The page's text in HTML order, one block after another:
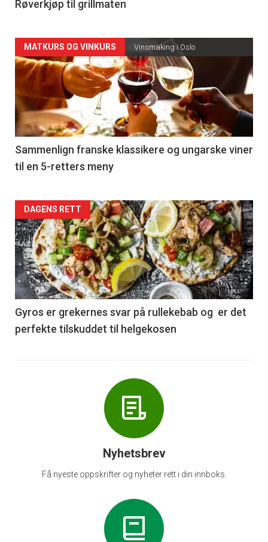
4
Røverkjøp til grillmaten
Forsiden
akkurat
nå
-
5
MATKURS OG VINKURS Vinsmaking i Oslo
Sammenlign franske klassikere og ungarske viner
til en 5-retters meny
Forsiden
akkurat
nå
-
6
DAGENS RETT
Gyros er grekernes svar på rullekebab og er det
perfekte tilskuddet til helgekosen
Nyhetsbrev
Få nyeste oppskrifter og nyheter rett i din innboks.